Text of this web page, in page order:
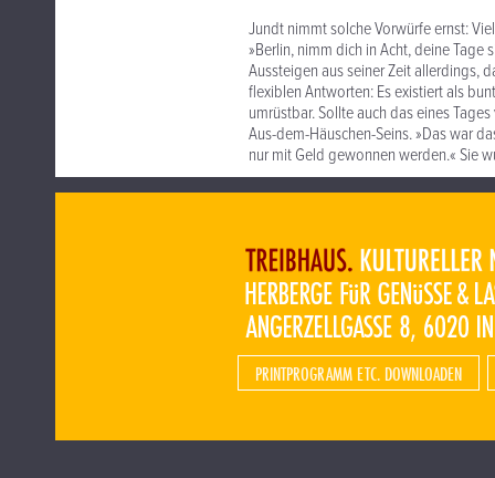
Jundt nimmt solche Vorwürfe ernst:
»Berlin, nimm dich in Acht, deine
Aussteigen aus seiner Zeit allerdings,
flexiblen Antworten: Es existiert als
umrüstbar. Sollte auch das eines
Aus-dem-Häuschen-Seins. »Das war
nur mit Geld gewonnen werden.« Sie
PRINTPROGRAMM ETC. DOWNLOADEN